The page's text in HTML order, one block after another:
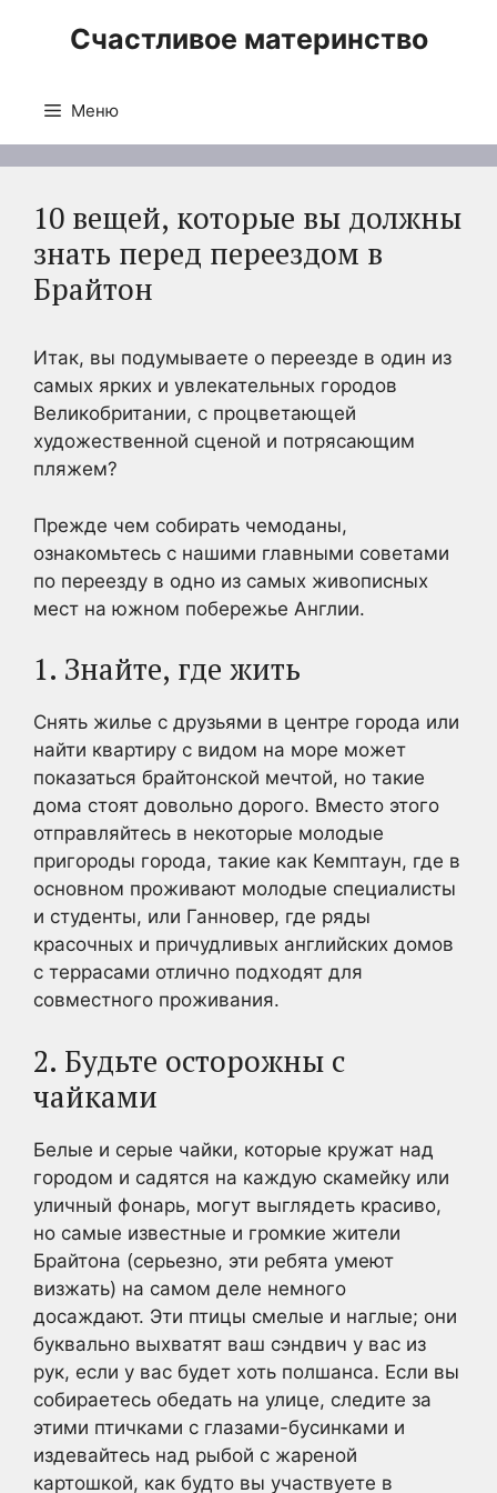
Счастливое материнство
Меню
10 вещей, которые вы должны
знать перед переездом в
Брайтон
Итак, вы подумываете о переезде в один из
самых ярких и увлекательных городов
Великобритании, с процветающей
художественной сценой и потрясающим
пляжем?
Прежде чем собирать чемоданы,
ознакомьтесь с нашими главными советами
по переезду в одно из самых живописных
мест на южном побережье Англии.
1. Знайте, где жить
Снять жилье с друзьями в центре города или
найти квартиру с видом на море может
показаться брайтонской мечтой, но такие
дома стоят довольно дорого. Вместо этого
отправляйтесь в некоторые молодые
пригороды города, такие как Кемптаун, где в
основном проживают молодые специалисты
и студенты, или Ганновер, где ряды
красочных и причудливых английских домов
с террасами отлично подходят для
совместного проживания.
2. Будьте осторожны с
чайками
Белые и серые чайки, которые кружат над
городом и садятся на каждую скамейку или
уличный фонарь, могут выглядеть красиво,
но самые известные и громкие жители
Брайтона (серьезно, эти ребята умеют
визжать) на самом деле немного
досаждают. Эти птицы смелые и наглые; они
буквально выхватят ваш сэндвич у вас из
рук, если у вас будет хоть полшанса. Если вы
собираетесь обедать на улице, следите за
этими птичками с глазами-бусинками и
издевайтесь над рыбой с жареной
картошкой, как будто вы участвуете в